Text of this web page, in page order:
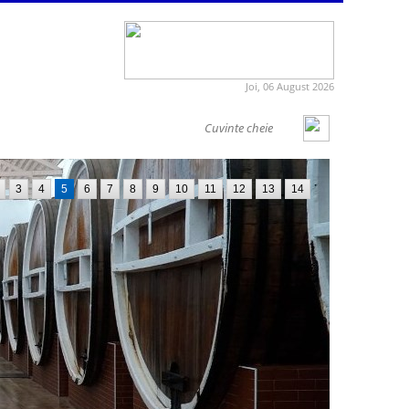
Joi, 06 August 2026
3 4 5 6 7 8 9 10 11 12 13 14